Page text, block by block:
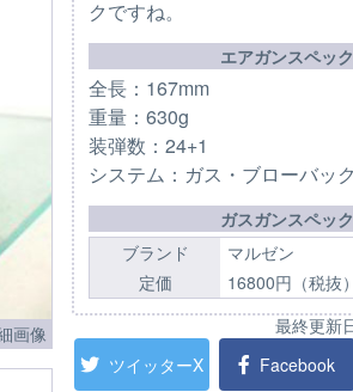
クですね。
エアガンスペック
全長：167mm
重量：630g
装弾数：24+1
システム：ガス・ブローバッ
ガスガンスペック
ブランド
マルゼン
定価
16800円（税抜）
最終更新
ツイッターX
Facebook
画像